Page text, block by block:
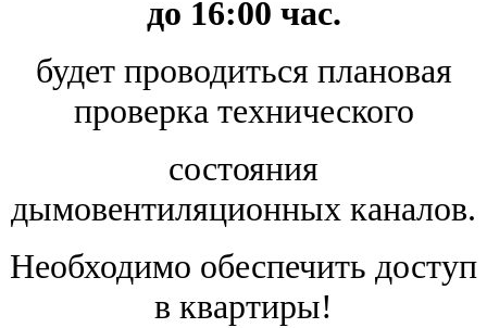
до 16:00 час.
будет проводиться плановая
проверка технического
состояния
дымовентиляционных каналов.
Необходимо обеспечить доступ
в квартиры!